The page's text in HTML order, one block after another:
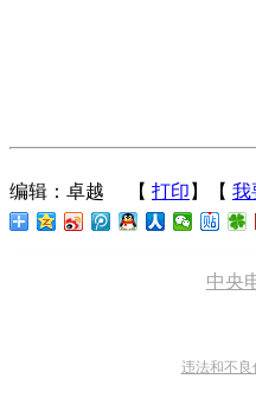
编辑：卓越
【 打印 】【 我
中央
违法和不良